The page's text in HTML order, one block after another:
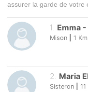
assurer la garde de votre
1. Emma -
Mison 1
2. Maria
Sisteron 11